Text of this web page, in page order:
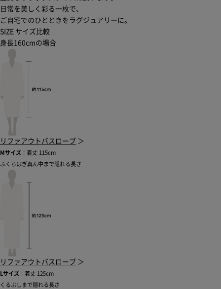
日常を美しく彩る一枚で、
ご自宅でのひとときをラグジュアリーに。
SIZE サイズ比較
身長160cmの場合
リファアウトバスローブ ＞
Mサイズ ：着丈 115cm
ふくらはぎ真ん中まで隠れる長さ
リファアウトバスローブ ＞
Lサイズ ：着丈 125cm
くるぶしまで隠れる長さ